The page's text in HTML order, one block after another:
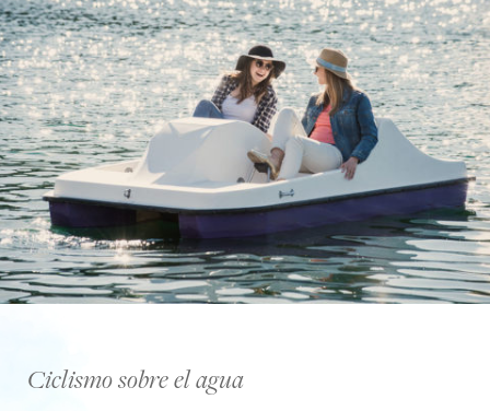
Ciclismo sobre el agua